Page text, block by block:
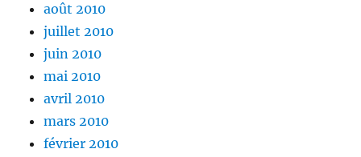
août 2010
juillet 2010
juin 2010
mai 2010
avril 2010
mars 2010
février 2010